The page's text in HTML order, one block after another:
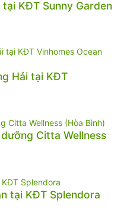
KĐT Sunny Garden
Hải tại KĐT
Citta Wellness
tại KĐT Splendora